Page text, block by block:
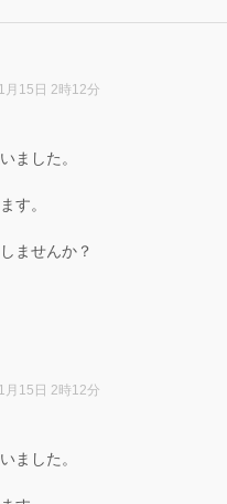
1月15日 2時12分
ました。
す。
ませんか？
1月15日 2時12分
ました。